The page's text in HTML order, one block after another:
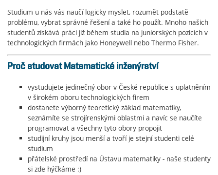
Studium u nás vás naučí logicky myslet, rozumět podstatě
problému, vybrat správné řešení a také ho použít. Mnoho našich
studentů získává práci již během studia na juniorských pozicích v
technologických firmách jako Honeywell nebo Thermo Fisher.
Proč studovat Matematické inženýrství
vystudujete jedinečný obor v České republice s uplatněním
v širokém oboru technologických firem
dostanete výborný teoretický základ matematiky,
seznámíte se strojírenskými oblastmi a navíc se naučíte
programovat a všechny tyto obory propojit
studijní kruhy jsou menší a tvoří je stejní studenti celé
studium
přátelské prostředí na Ústavu matematiky - naše studenty
si zde hýčkáme :)